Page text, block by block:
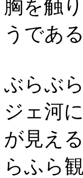
胸を触
うであ
ぶらぶ
ジェ河
が見え
らふら